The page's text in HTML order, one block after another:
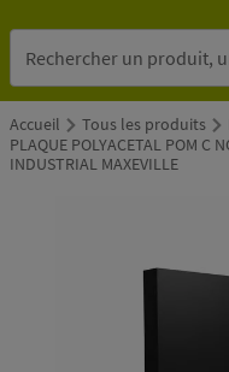
Accueil Tous les produits
PLAQUE POLYACETAL POM C
INDUSTRIAL MAXEVILLE